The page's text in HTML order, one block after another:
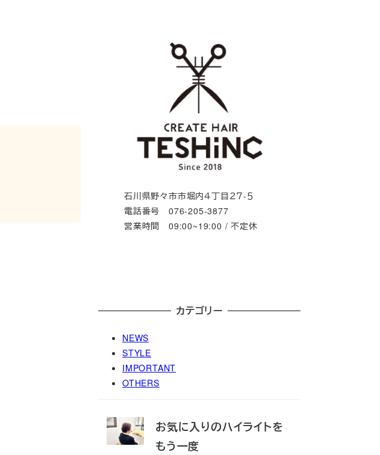
石川県野々市市堀内４丁目２７-５
電話番号 076-205-3877
営業時間 09:00~19:00 / 不定休
カテゴリー
NEWS
STYLE
IMPORTANT
OTHERS
お気に入りのハイライトを
もう一度